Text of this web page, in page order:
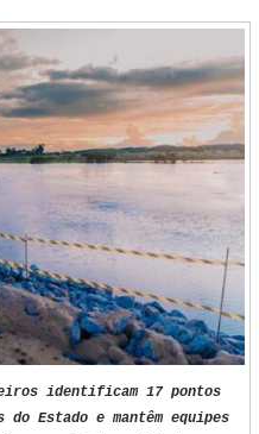
identificam 17 pontos
Estado e mantêm equipes